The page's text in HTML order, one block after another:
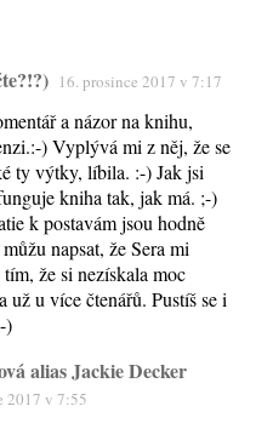
16. prosince 2017 v 7:17
a názor na knihu,
) Vyplývá mi z něj, že se
ty výtky, líbila. :-) Jak jsi
kniha tak, jak má. ;-)
k postavám jsou hodně
napsat, že Sera mi
že si nezískala moc
už u více čtenářů. Pustíš se i
)
alias Jackie Decker
2017 v 7:55